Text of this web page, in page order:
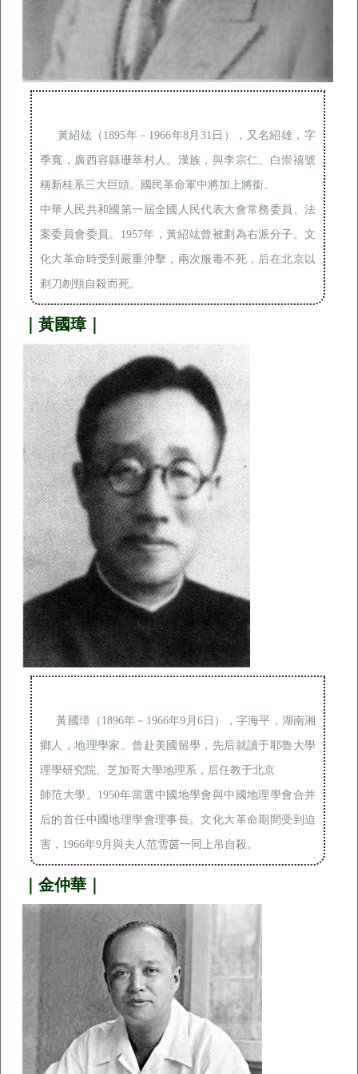
黃紹竑（1895年－1966年8月31日），又名紹雄，字
季寬，廣西容縣珊萃村人。漢族，與李宗仁、白崇禧號
稱新桂系三大巨頭。國民革命軍中將加上將銜。
中華人民共和國第一屆全國人民代表大會常務委員、法
案委員會委員。1957年，黃紹竑曾被劃為右派分子。文
化大革命時受到嚴重沖擊，兩次服毒不死，后在北京以
剃刀刎頸自殺而死。
｜黃國璋｜
黃國璋（1896年－1966年9月6日），字海平，湖南湘
鄉人，地理學家。曾赴美國留學，先后就讀于耶魯大學
理學研究院、芝加哥大學地理系，后任教于北京
師范大學。1950年當選中國地學會與中國地理學會合并
后的首任中國地理學會理事長。文化大革命期間受到迫
害，1966年9月與夫人范雪茵一同上吊自殺。
｜金仲華｜